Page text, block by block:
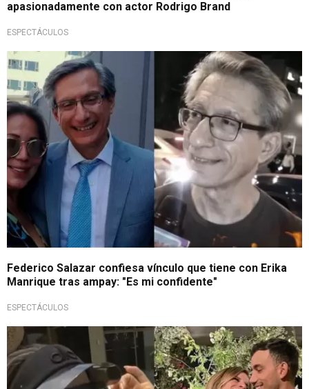
apasionadamente con actor Rodrigo Brand
ESPECTÁCULOS
Habla sin filtros
Federico Salazar confiesa vínculo que tiene con Erika
Manrique tras ampay: "Es mi confidente"
ESPECTÁCULOS
Relación sigue en pausa